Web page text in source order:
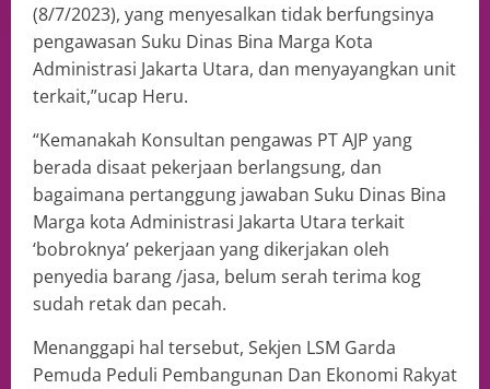
(8/7/2023), yang menyesalkan tidak berfungsinya
pengawasan Suku Dinas Bina Marga Kota
Administrasi Jakarta Utara, dan menyayangkan unit
terkait,”ucap Heru.
“Kemanakah Konsultan pengawas PT AJP yang
berada disaat pekerjaan berlangsung, dan
bagaimana pertanggung jawaban Suku Dinas Bina
Marga kota Administrasi Jakarta Utara terkait
‘bobroknya’ pekerjaan yang dikerjakan oleh
penyedia barang /jasa, belum serah terima kog
sudah retak dan pecah.
Menanggapi hal tersebut, Sekjen LSM Garda
Pemuda Peduli Pembangunan Dan Ekonomi Rakyat